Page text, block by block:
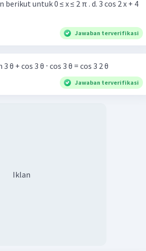
0 ≤ x ≤ 2 π . d. 3 cos 2 x + 4
Jawaban terverifikasi
sin 3 θ ⋅ sin 3 θ + cos 3 θ ⋅ cos 3 θ = cos 3 2 θ
Jawaban terverifikasi
Iklan